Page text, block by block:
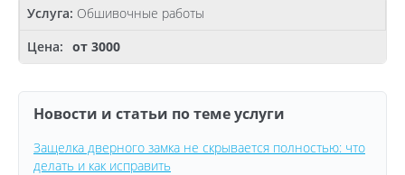
Обшивочные работы
от 3000
Новости и статьи по теме услуги
Защелка дверного замка не скрывается полностью: что
делать и как исправить